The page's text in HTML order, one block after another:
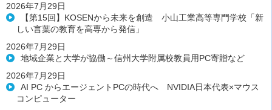
2026年7月29日
【第15回】KOSENから未来を創造 小山工業高等専門学校「新
しい言葉の教育を高専から発信」
2026年7月29日
地域企業と大学が協働～信州大学附属校教員用PC寄贈など
2026年7月29日
AI PC からエージェントPCの時代へ NVIDIA日本代表×マウス
コンピューター